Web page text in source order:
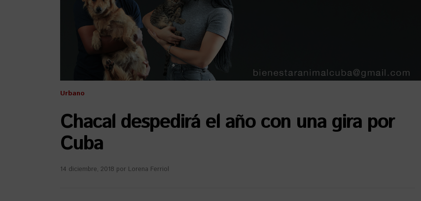
Urbano
Chacal despedirá el año con una gira por
Cuba
14 diciembre, 2018 por Lorena Ferriol